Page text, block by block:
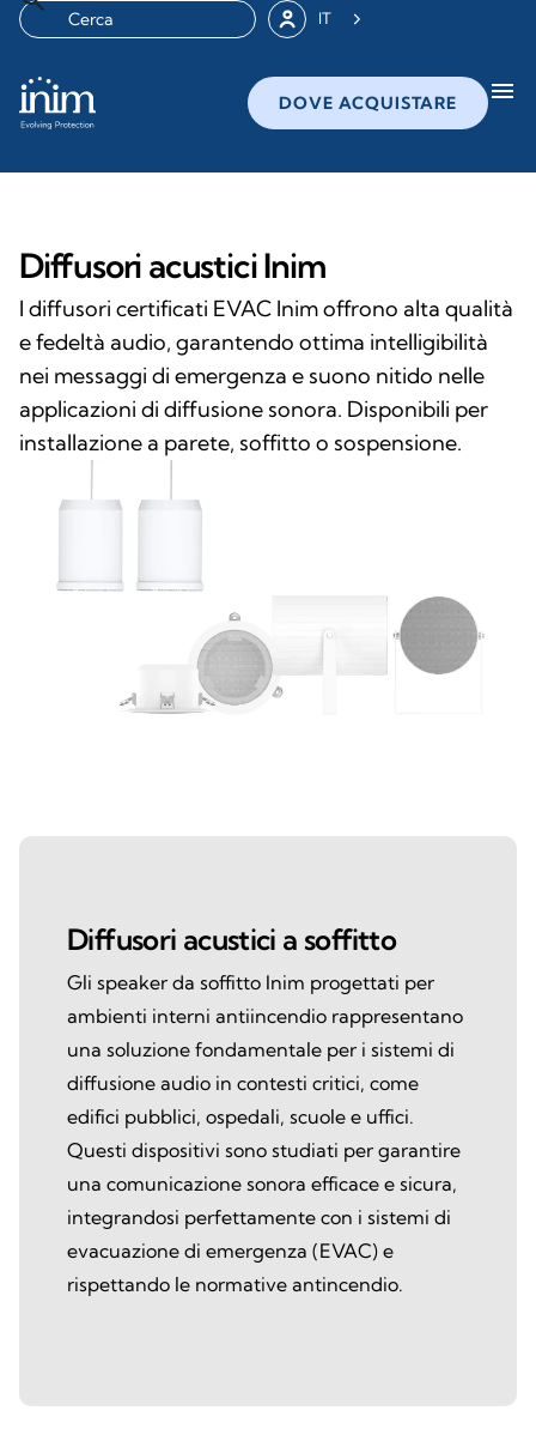
IT
DOVE ACQUISTARE menu
Diffusori acustici Inim
I diffusori certificati EVAC Inim offrono alta qualità
e fedeltà audio, garantendo ottima intelligibilità
nei messaggi di emergenza e suono nitido nelle
applicazioni di diffusione sonora. Disponibili per
installazione a parete, soffitto o sospensione.
Diffusori acustici a soffitto
Gli speaker da soffitto Inim progettati per
ambienti interni antiincendio rappresentano
una soluzione fondamentale per i sistemi di
diffusione audio in contesti critici, come
edifici pubblici, ospedali, scuole e uffici.
Questi dispositivi sono studiati per garantire
una comunicazione sonora efficace e sicura,
integrandosi perfettamente con i sistemi di
evacuazione di emergenza (EVAC) e
rispettando le normative antincendio.